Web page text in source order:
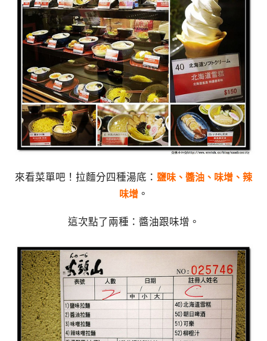
來看菜單吧！拉麵分四種湯底： 鹽味、醬油、味增、辣
味增。
這次點了兩種：醬油跟味增。